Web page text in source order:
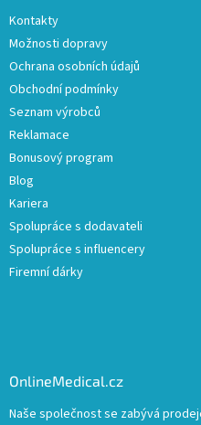
Kontakty
Možnosti dopravy
Ochrana osobních údajů
Obchodní podmínky
Seznam výrobců
Reklamace
Bonusový program
Blog
Kariera
Spolupráce s dodavateli
Spolupráce s influencery
Firemní dárky
OnlineMedical.cz
Naše společnost se zabývá